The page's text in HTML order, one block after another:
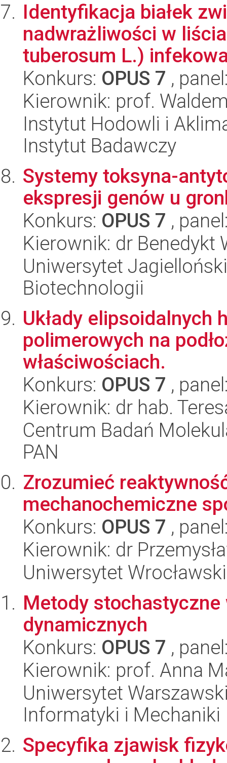
Identyfikacja białek
nadwrażliwości w
tuberosum L.)
Konkurs: OPUS 7 ,
Kierownik: prof.
Instytut Hodowli i
Instytut Badawczy
Systemy toksyna-
ekspresji genów u
Konkurs: OPUS 7 ,
Kierownik: dr Benedykt
Uniwersytet
Biotechnologii
Układy elipsoidalnych
polimerowych na
właściwościach.
Konkurs: OPUS 7 ,
Kierownik: dr hab.
Centrum Badań
PAN
Zrozumieć
mechanochemiczne
Konkurs: OPUS 7 ,
Kierownik: dr
Uniwersytet
Metody stochastyczne
dynamicznych
Konkurs: OPUS 7 ,
Kierownik: prof. Anna
Uniwersytet
Informatyki i Mechaniki
Specyfika zjawisk